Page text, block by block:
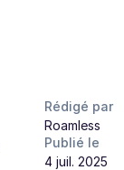
Rédigé par
Roamless
Publié le
4 juil. 2025